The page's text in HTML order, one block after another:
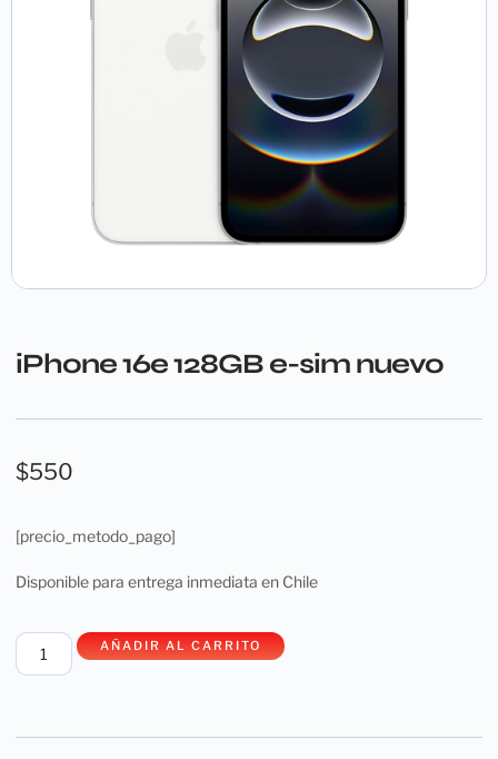
iPhone 16e 128GB e-sim nuevo
$550
[precio_metodo_pago]
Disponible para entrega inmediata en Chile
AÑADIR AL CARRITO